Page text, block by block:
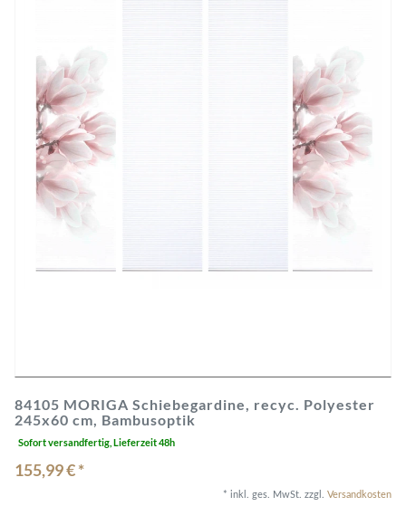
84105 MORIGA Schiebegardine, recyc. Polyester
245x60 cm, Bambusoptik
Sofort versandfertig, Lieferzeit 48h
155,99 € *
* inkl. ges. MwSt. zzgl. Versandkosten